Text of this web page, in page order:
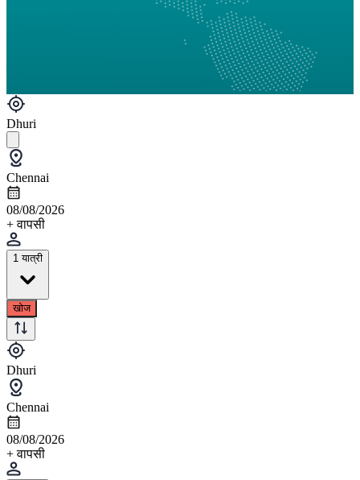
Dhuri
Chennai
08/08/2026
+ वापसी
1 यात्री
खोज
Dhuri
Chennai
08/08/2026
+ वापसी